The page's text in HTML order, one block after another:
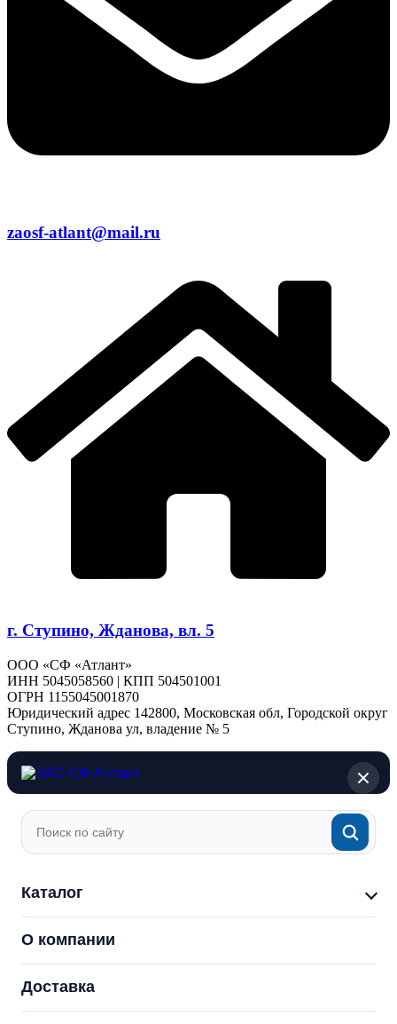
zaosf-atlant@mail.ru
г. Ступино, Жданова, вл. 5
ООО «СФ «Атлант»
ИНН 5045058560 | КПП 504501001
ОГРН 1155045001870
Юридический адрес 142800, Московская обл, Городской округ
Ступино, Жданова ул, владение № 5
Каталог
О компании
Доставка